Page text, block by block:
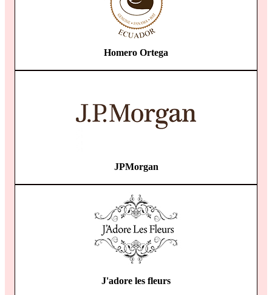
Homero Ortega
JPMorgan
J'adore les fleurs